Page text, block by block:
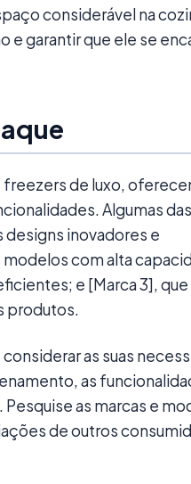
considerável na
e garantir que ele se
freezers de luxo,
Algumas
designs inovadores e
com alta
e [Marca 3], que
produtos.
as suas
as
as marcas e
de outros